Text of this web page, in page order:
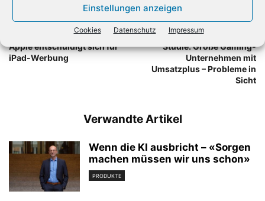
Einstellungen anzeigen
Cookies Datenschutz Impressum
Apple entschuldigt sich für
iPad-Werbung
Nächster Artikel
Studie: Große Gaming-
Unternehmen mit
Umsatzplus – Probleme in
Sicht
Verwandte Artikel
Wenn die KI ausbricht – «Sorgen
machen müssen wir uns schon»
PRODUKTE